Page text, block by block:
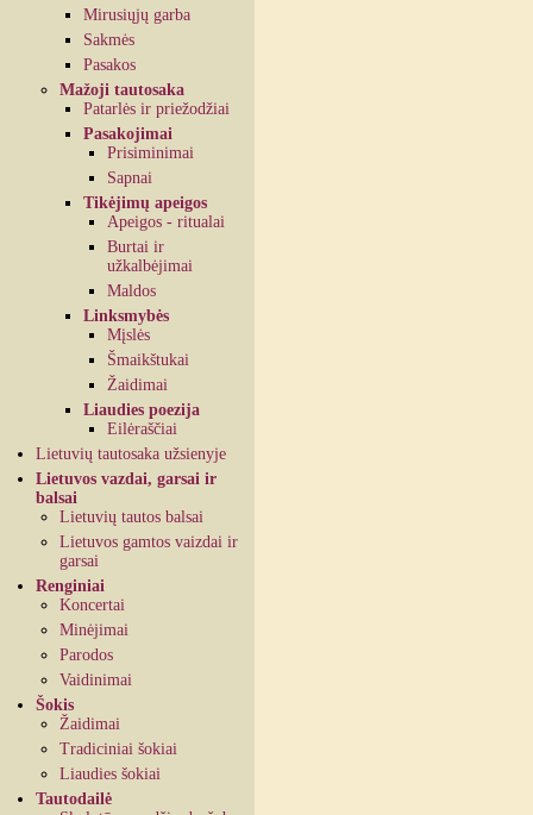
Mirusiųjų garba
Sakmės
Pasakos
Mažoji tautosaka
Patarlės ir priežodžiai
Pasakojimai
Prisiminimai
Sapnai
Tikėjimų apeigos
Apeigos - ritualai
Burtai ir
užkalbėjimai
Maldos
Linksmybės
Mįslės
Šmaikštukai
Žaidimai
Liaudies poezija
Eilėraščiai
Lietuvių tautosaka užsienyje
Lietuvos vazdai, garsai ir
balsai
Lietuvių tautos balsai
Lietuvos gamtos vaizdai ir
garsai
Renginiai
Koncertai
Minėjimai
Parodos
Vaidinimai
Šokis
Žaidimai
Tradiciniai šokiai
Liaudies šokiai
Tautodailė